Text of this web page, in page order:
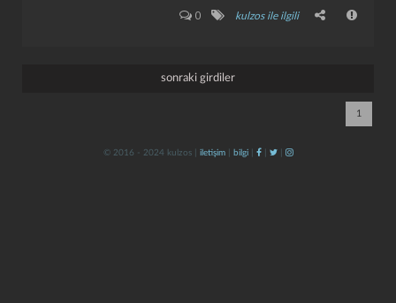
0 kulzos ile ilgili
sonraki girdiler
1
© 2016 - 2024 kulzos | iletişim| bilgi| | |